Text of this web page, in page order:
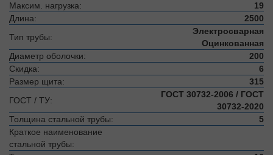
Максим. нагрузка:
19
Длина:
2500
Тип трубы:
Электросварная
Оцинкованная
Диаметр оболочки:
200
Скидка:
6
Размер щита:
315
ГОСТ / ТУ:
ГОСТ 30732-2006 / ГОСТ
30732-2020
Толщина стальной трубы:
5
Краткое наименование
стальной трубы: